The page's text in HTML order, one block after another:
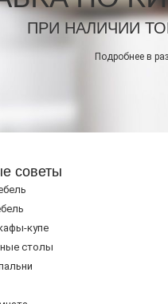
ПРИ НАЛИЧИИ
Подробнее в
советы
купе
столы